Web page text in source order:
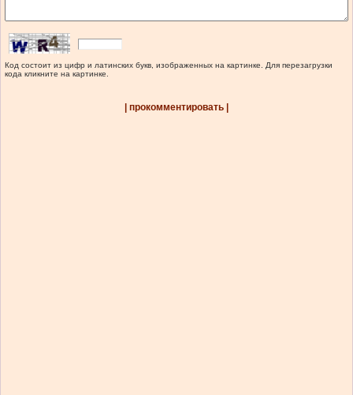
Код состоит из цифр и латинских букв, изображенных на картинке. Для перезагрузки
кода кликните на картинке.
| прокомментировать |